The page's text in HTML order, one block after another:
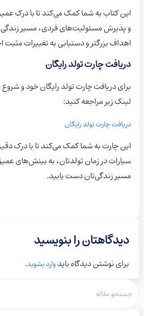
این کتاب به شما کمک می‌کند تا با درک
و پذیرش مسئولیت‌های فردی، مسیر
اهداف بزرگتر و دستیابی به تغییرات
دریافت چارت تولد رایگان
برای دریافت چارت تولد رایگان خود و
لینک زیر مراجعه کنید:
دریافت چارت تولد رایگان
این چارت به شما کمک می‌کند تا با درک
سیارات در زمان تولدتان، به بینش‌های
مسیر زندگی‌تان دست یابید.
دیدگاهتان را بنویسید
برای نوشتن دیدگاه بایدوارد بشوید.